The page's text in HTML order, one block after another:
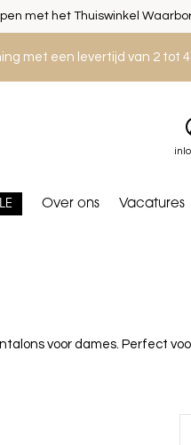
met een levertijd van 2 tot
Over ons Vacatures
met het Thuiswinkel
voor dames. Perfect